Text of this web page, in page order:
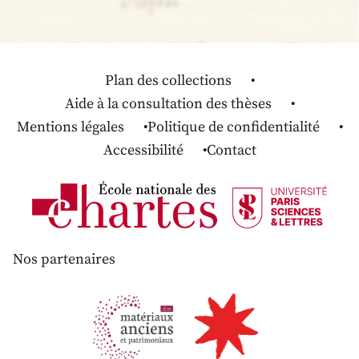
Plan des collections
Aide à la consultation des thèses
Mentions légales
Politique de confidentialité
Accessibilité
Contact
Nos partenaires